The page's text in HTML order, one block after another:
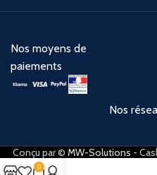
Nos moyens de
paiements
Nos
Conçu par © MW-Solutions -
0